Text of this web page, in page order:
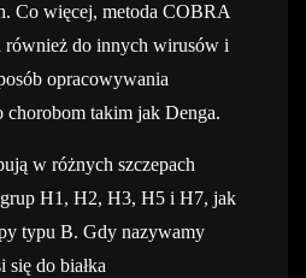
Co więcej, metoda COBRA
również do innych wirusów i
opracowywania
chorobom takim jak Denga.
w różnych szczepach
H1, H2, H3, H5 i H7, jak
typu B. Gdy nazywamy
do białka